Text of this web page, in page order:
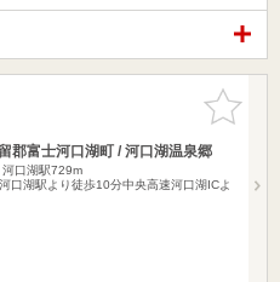
お気に入
りに追加
郡富士河口湖町 / 河口湖温泉郷
河口湖駅729m
口湖駅より徒歩10分中央高速河口湖ICよ